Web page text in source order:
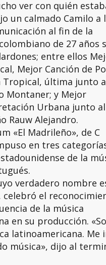
ver con quién
un calmado Camilo a
al fin de la
de 27 años
entre ellos
Mejor Canción de
Tropical, última junto
Montaner; y Mejor
Urbana junto al
Rauw Alejandro.
«El Madrileño», de C
en tres
de la
verdadero nombre
celebró el
de la música
en su producción.
latinoamericana. Me
música», dijo al